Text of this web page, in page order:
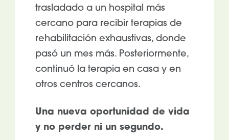
trasladado a un hospital más
cercano para recibir terapias de
rehabilitación exhaustivas, donde
pasó un mes más. Posteriormente,
continuó la terapia en casa y en
otros centros cercanos.
Una nueva oportunidad de vida
y no perder ni un segundo.